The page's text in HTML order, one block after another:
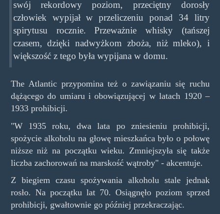
swój rekordowy poziom, przeciętny dorosły
człowiek wypijał w przeliczeniu ponad 34 litry
spirytusu rocznie. Przeważnie whisky (tańszej
czasem, dzięki nadwyżkom zboża, niż mleko), i
większość z tego była wypijana w domu.
The Atlantic przypomina też o zawiązaniu się ruchu
dążącego do umiaru i obowiązującej w latach 1920 –
1933 prohibicji.
"W 1935 roku, dwa lata po zniesieniu prohibicji,
spożycie alkoholu na głowę mieszkańca było o połowę
niższe niż na początku wieku. Zmniejszyła się także
liczba zachorowań na marskość wątroby" - akcentuje.
Z biegiem czasu spożywania alkoholu stale jednak
rosło. Na początku lat 70. Osiągnęło poziom sprzed
prohibicji, gwałtownie go później przekraczając.